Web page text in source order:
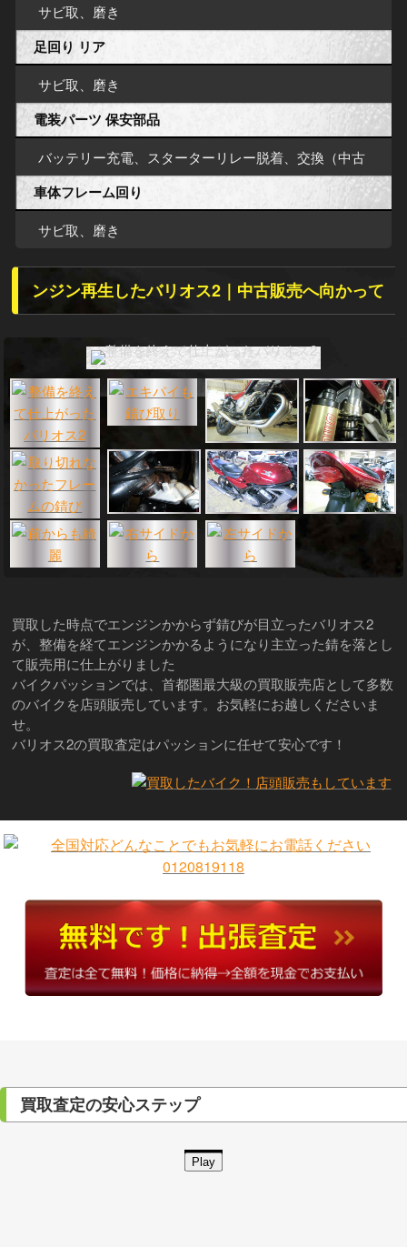
サビ取、磨き
足回り リア
サビ取、磨き
電装パーツ 保安部品
バッテリー充電、スターターリレー脱着、交換（中古
車体フレーム回り
サビ取、磨き
ンジン再生したバリオス2｜中古販売へ向かって
買取した時点でエンジンかからず錆びが目立ったバリオス2
が、整備を経てエンジンかかるようになり主立った錆を落とし
て販売用に仕上がりました
バイクパッションでは、首都圏最大級の買取販売店として多数
のバイクを店頭販売しています。お気軽にお越しくださいま
せ。
バリオス2の買取査定はパッションに任せて安心です！
買取査定の安心ステップ
Play